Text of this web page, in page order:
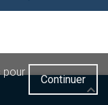
Continuer
pour
keyboard_arrow_up